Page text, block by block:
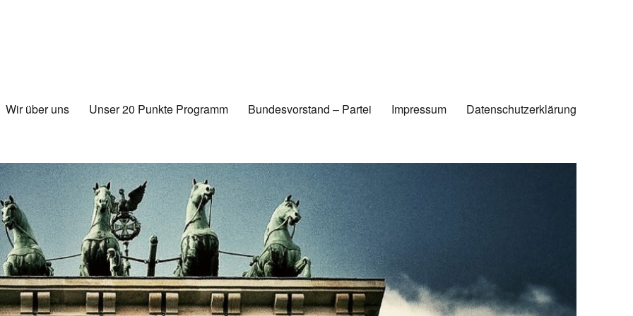
Wir über uns Unser 20 Punkte Programm Bundesvorstand – Partei Impressum Datenschutzerklärung